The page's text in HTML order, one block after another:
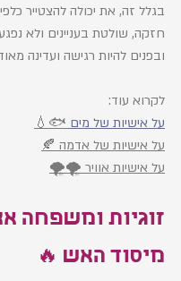
בגלל זה, את יכולה להצטייר
חזקה, שולטת בעניינים ולא
ובפנים להיות רגישה ועדינה
לקרוא עוד:
על אישיות של מים 🐟💧
על אישיות של אדמה 🍂
על אישיות אוויר 🌪️🌪️
זוגיות ומשפחה
מיסוד האש 🔥